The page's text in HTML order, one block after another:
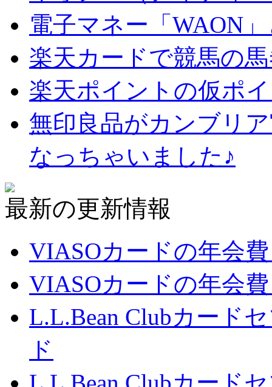
電子マネー「WAON
楽天カードで競馬の
楽天ポイントの仮ポ
無印良品がカンブリ
なっちゃいました♪
最新の更新情報
VIASOカードの年会
VIASOカードの年会
L.L.Bean Clubカード
ド